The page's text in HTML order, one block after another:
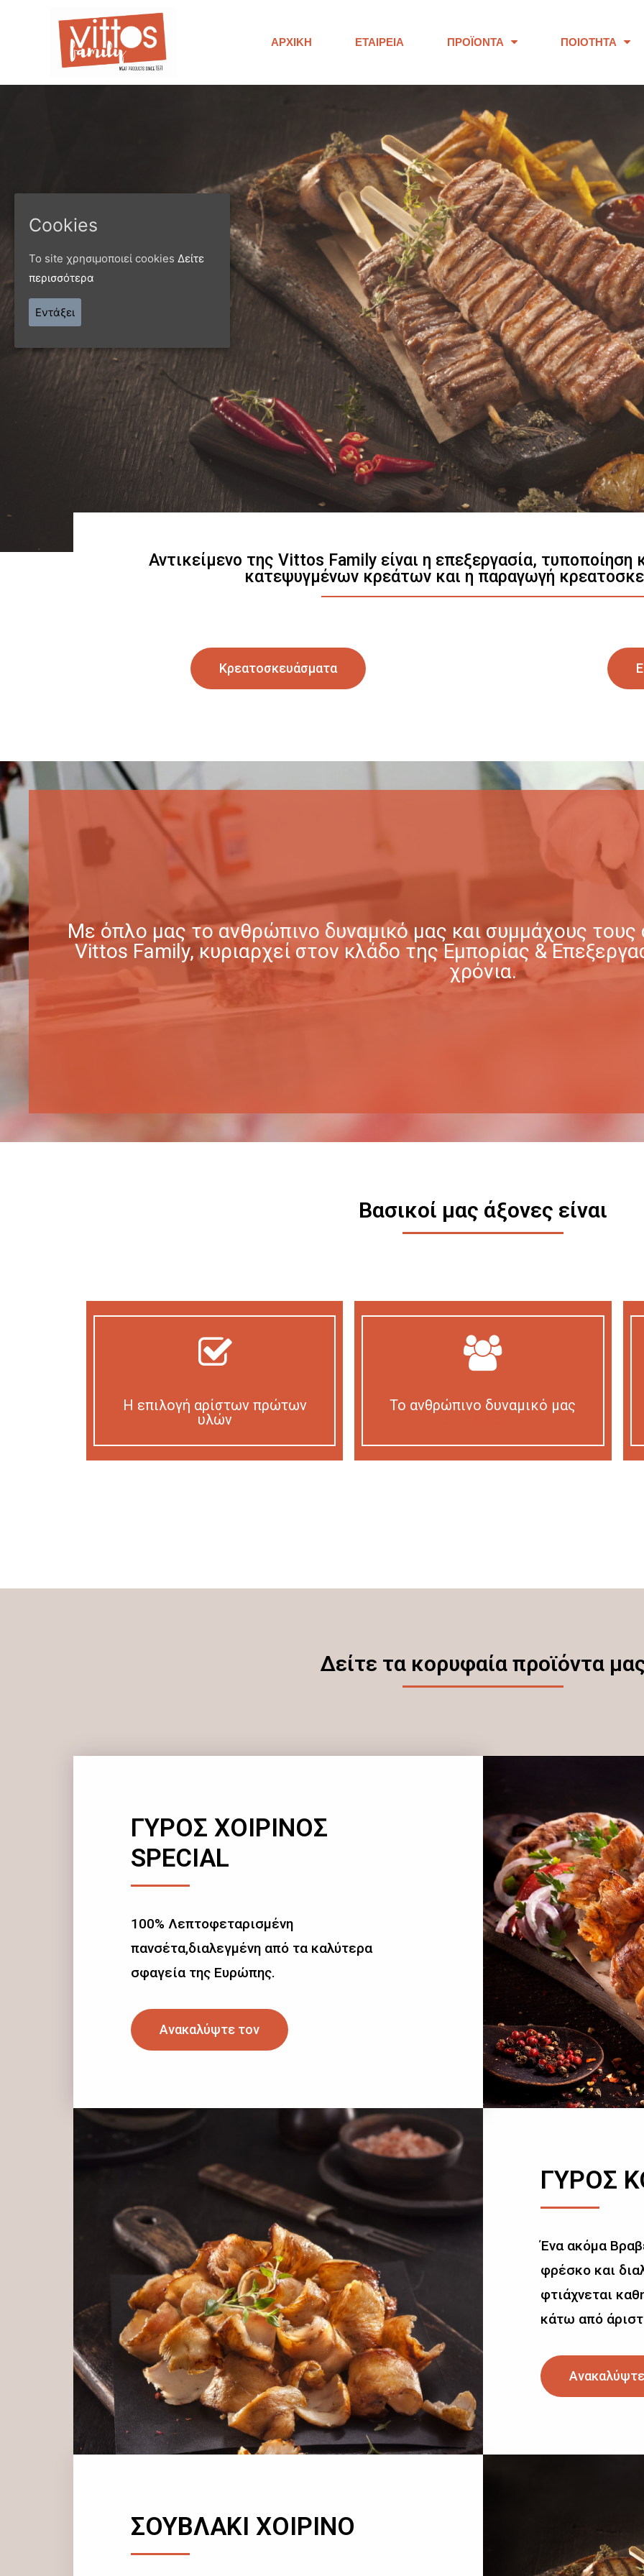
ΑΡΧΙΚΉ ΕΤΑΙΡΕΊΑ ΠΡΟΪΌΝΤΑ ΠΟΙΌΤΗΤΑ
ΠΑΝΩ ΑΠΟ 40 ΧΡΟΝΙΑ
Παράγουμε προϊόντα εξαιρετικής
Γνωρίστε μας
Αντικείμενο της Vittos Family είναι η επεξεργασία,
κατεψυγμένων κρεάτων και η παραγωγή
Κρεατοσκευάσματα
Με όπλο μας το ανθρώπινο δυναμικό μας και συμμάχους τους
Vittos Family, κυριαρχεί στον κλάδο της Εμπορίας &
χρόνια.
Βασικοί μας άξονες είναι
Η επιλογή αρίστων πρώτων
υλών
Το ανθρώπινο δυναμικό μας
Δείτε τα κορυφαία προϊόντα
ΓΥΡΟΣ ΧΟΙΡΙΝΟΣ
SPECIAL
100% Λεπτοφεταρισμένη
πανσέτα,διαλεγμένη από τα καλύτερα
σφαγεία της Ευρώπης.
Ανακαλύψτε τον
ΓΥΡΟΣ
Ένα ακόμα
φρέσκο και
φτιάχνεται
κάτω από
ΣΟΥΒΛΑΚΙ ΧΟΙΡΙΝΟ
Cookies
Το site χρησιμοποιεί cookies Δείτε
περισσότερα
Εντάξει